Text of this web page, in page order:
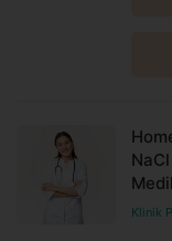
Klinik